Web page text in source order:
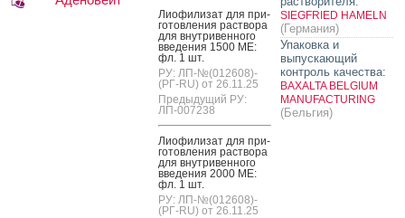
Ли­офи­лизат для при­
готов­ле­ния рас­тво­ра
для внут­ри­вен­но­го
вве­дения 1500 МЕ:
фл. 1 шт.
РУ: ЛП-№(012608)-
(РГ-RU) от 26.11.25
Предыдущий РУ:
ЛП-007238
Ли­офи­лизат для при­
готов­ле­ния рас­тво­ра
для внут­ри­вен­но­го
вве­дения 2000 МЕ:
фл. 1 шт.
РУ: ЛП-№(012608)-
(РГ-RU) от 26.11.25
SIEGFRIED HAMELN
(Германия)
Упаковка и
выпускающий
контроль качества:
BAXALTA BELGIUM
MANUFACTURING
(Бельгия)